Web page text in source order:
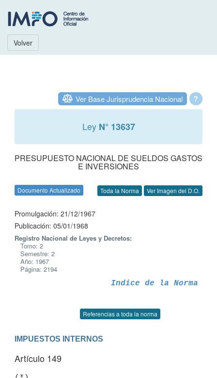
Volver
?
Ver Base Jurisprudencia Nacional
Ley N° 13637
PRESUPUESTO NACIONAL DE SUELDOS GASTOS
E INVERSIONES
Documento Actualizado Toda la Norma Ver Imagen del D.O.
Promulgación: 21/12/1967
Publicación: 05/01/1968
Registro Nacional de Leyes y Decretos:
Tomo: 2
Semestre: 2
Año: 1967
Página: 2194
Indice de la Norma
Referencias a toda la norma
IMPUESTOS INTERNOS
Artículo 149